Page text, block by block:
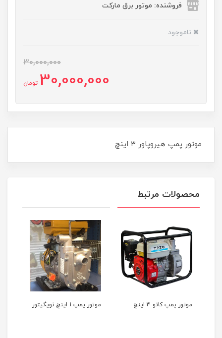
فروشنده: موتور برق مارکت
ناموجود
30,000,000
30,000,000 تومان
موتور پمپ هیروپاور ۳ اینچ
محصولات مرتبط
موتور پمپ کاتو 3 اینچ موتور پمپ 1 اینچ نویگیتور